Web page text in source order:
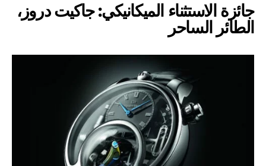
جائزة الاستثناء الميكانيكي: جاكيت دروز،
الطائر الساحر